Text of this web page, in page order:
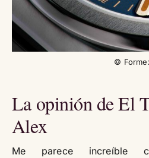
©
La opinión de El
Alex
Me parece increíble